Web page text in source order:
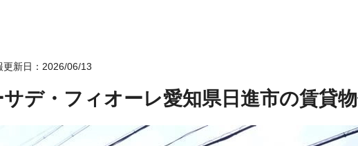
更新日：2026/06/13
サデ・フィオーレ愛知県日進市の賃貸